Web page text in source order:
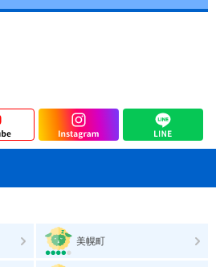
美幌町